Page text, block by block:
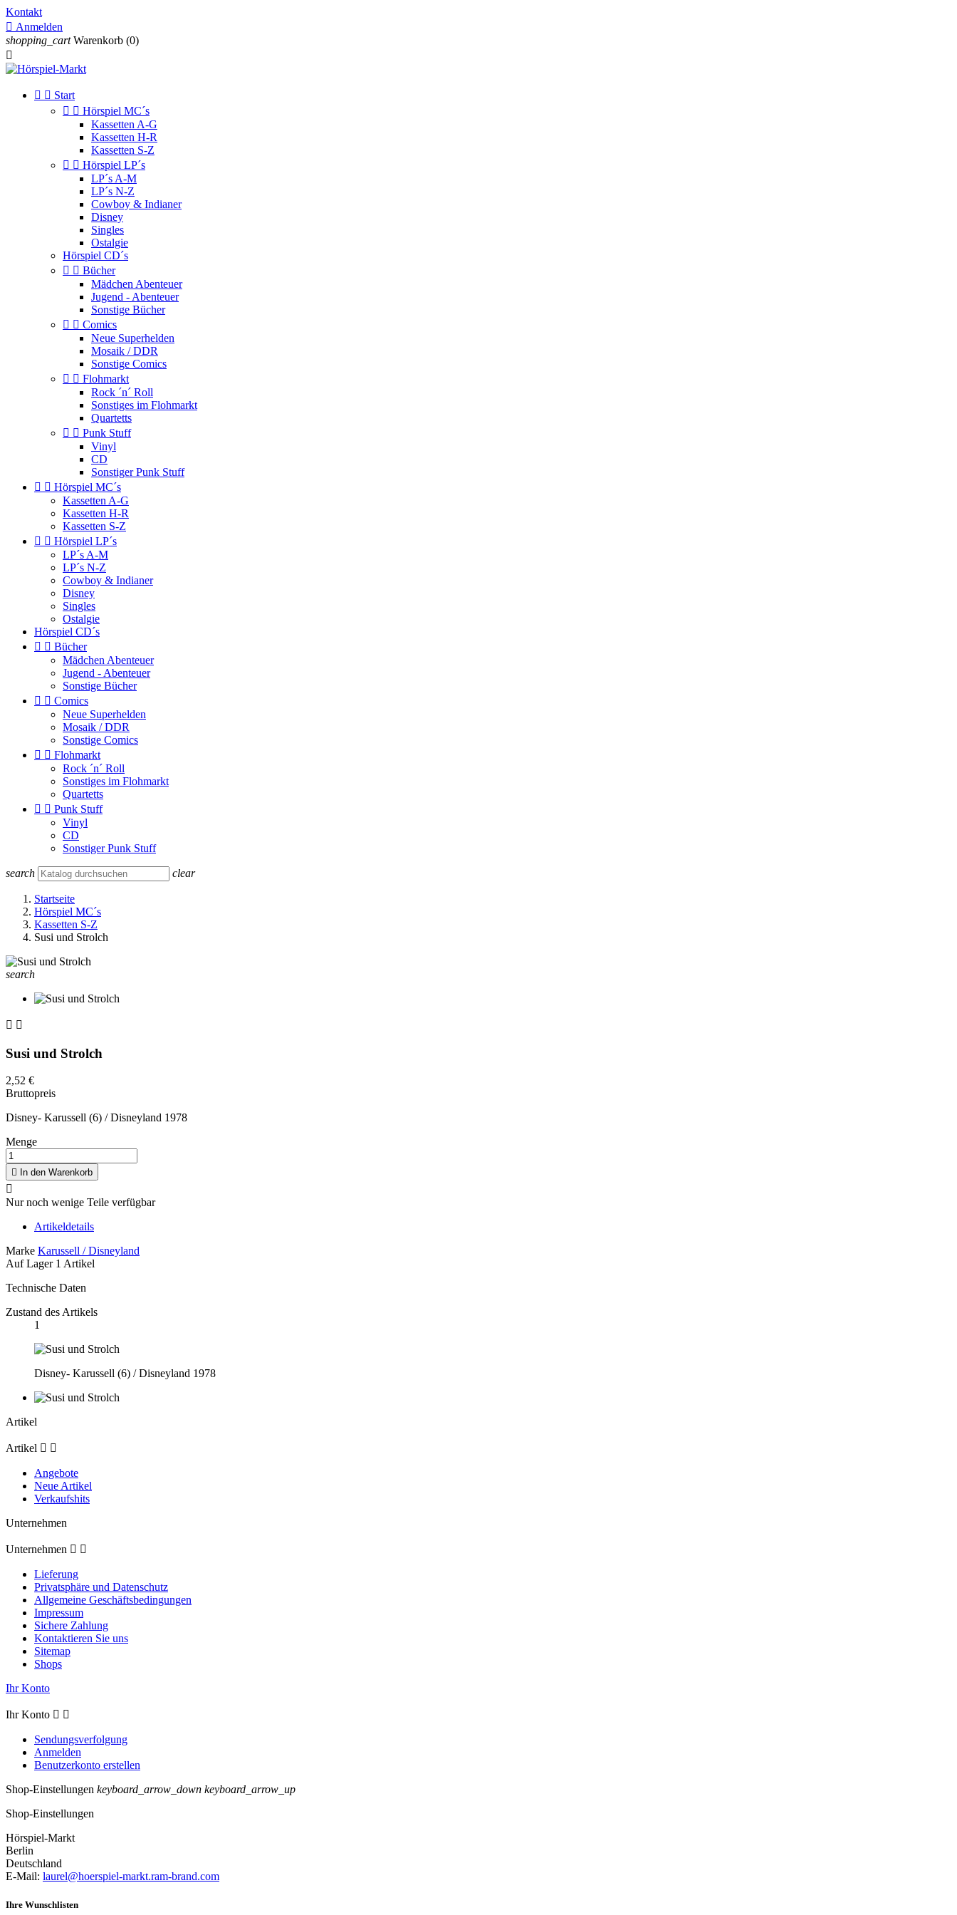
Kontakt
 Anmelden
shopping_cart Warenkorb (0)

  Start
  Hörspiel MC´s
Kassetten A-G
Kassetten H-R
Kassetten S-Z
  Hörspiel LP´s
LP´s A-M
LP´s N-Z
Cowboy & Indianer
Disney
Singles
Ostalgie
Hörspiel CD´s
  Bücher
Mädchen Abenteuer
Jugend - Abenteuer
Sonstige Bücher
  Comics
Neue Superhelden
Mosaik / DDR
Sonstige Comics
  Flohmarkt
Rock ´n´ Roll
Sonstiges im Flohmarkt
Quartetts
  Punk Stuff
Vinyl
CD
Sonstiger Punk Stuff
  Hörspiel MC´s
Kassetten A-G
Kassetten H-R
Kassetten S-Z
  Hörspiel LP´s
LP´s A-M
LP´s N-Z
Cowboy & Indianer
Disney
Singles
Ostalgie
Hörspiel CD´s
  Bücher
Mädchen Abenteuer
Jugend - Abenteuer
Sonstige Bücher
  Comics
Neue Superhelden
Mosaik / DDR
Sonstige Comics
  Flohmarkt
Rock ´n´ Roll
Sonstiges im Flohmarkt
Quartetts
  Punk Stuff
Vinyl
CD
Sonstiger Punk Stuff
search clear
Startseite
Hörspiel MC´s
Kassetten S-Z
Susi und Strolch
search
 
Susi und Strolch
2,52 €
Bruttopreis
Disney- Karussell (6) / Disneyland 1978
Menge
 In den Warenkorb

Nur noch wenige Teile verfügbar
Artikeldetails
Marke Karussell / Disneyland
Auf Lager 1 Artikel
Technische Daten
Zustand des Artikels
1
Disney- Karussell (6) / Disneyland 1978
Artikel
Artikel  
Angebote
Neue Artikel
Verkaufshits
Unternehmen
Unternehmen  
Lieferung
Privatsphäre und Datenschutz
Allgemeine Geschäftsbedingungen
Impressum
Sichere Zahlung
Kontaktieren Sie uns
Sitemap
Shops
Ihr Konto
Ihr Konto  
Sendungsverfolgung
Anmelden
Benutzerkonto erstellen
Shop-Einstellungen keyboard_arrow_down keyboard_arrow_up
Shop-Einstellungen
Hörspiel-Markt
Berlin
Deutschland
E-Mail: laurel@hoerspiel-markt.ram-brand.com
Ihre Wunschlisten